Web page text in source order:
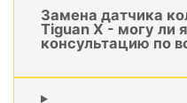
Замена датчика
Tiguan X - могу ли
консультацию по